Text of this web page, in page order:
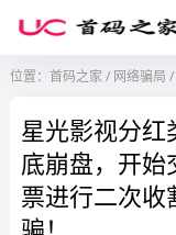
位置： 首码之家 / 网络骗局 /
星光影视分红
底崩盘，开始
票进行二次收
骗！